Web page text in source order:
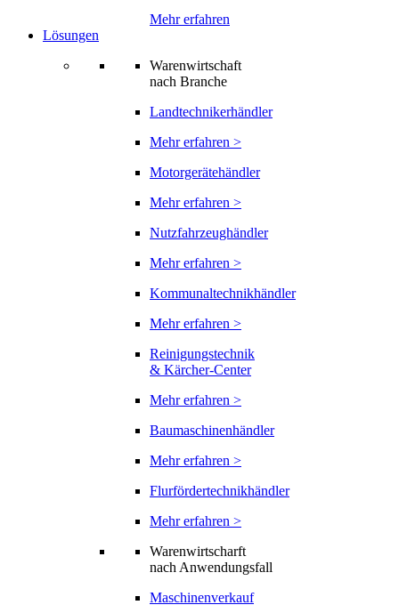
Mehr erfahren
Lösungen
Warenwirtschaft
nach Branche
Landtechnikerhändler
Mehr erfahren >
Motorgerätehändler
Mehr erfahren >
Nutzfahrzeughändler
Mehr erfahren >
Kommunaltechnikhändler
Mehr erfahren >
Reinigungstechnik
& Kärcher-Center
Mehr erfahren >
Baumaschinenhändler
Mehr erfahren >
Flurfördertechnikhändler
Mehr erfahren >
Warenwirtscharft
nach Anwendungsfall
Maschinenverkauf